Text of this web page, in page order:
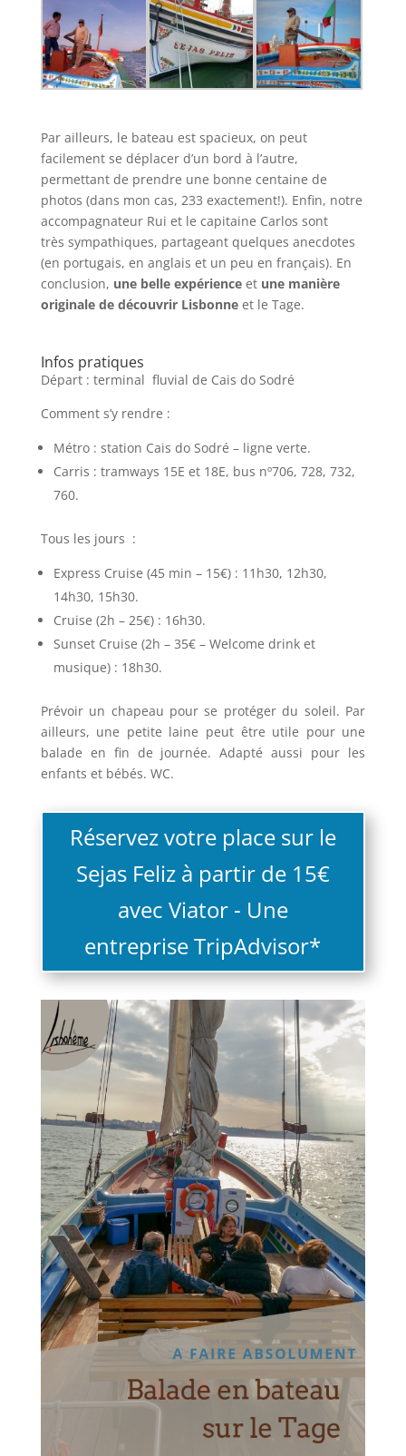
Par ailleurs, le bateau est spacieux, on peut
facilement se déplacer d’un bord à l’autre,
permettant de prendre une bonne centaine de
photos (dans mon cas, 233 exactement!). Enfin, notre
accompagnateur Rui et le capitaine Carlos sont
très sympathiques, partageant quelques anecdotes
(en portugais, en anglais et un peu en français). En
conclusion, une belle expérienceet une manière
originale de découvrir Lisbonneet le Tage.
Infos pratiques
Départ : terminal fluvial de Cais do Sodré
Comment s’y rendre :
Métro : station Cais do Sodré – ligne verte.
Carris : tramways 15E et 18E, bus nº706, 728, 732,
760.
Tous les jours :
Express Cruise (45 min – 15€) : 11h30, 12h30,
14h30, 15h30.
Cruise (2h – 25€) : 16h30.
Sunset Cruise (2h – 35€ – Welcome drink et
musique) : 18h30.
Prévoir un chapeau pour se protéger du soleil. Par
ailleurs, une petite laine peut être utile pour une
balade en fin de journée. Adapté aussi pour les
enfants et bébés. WC.
Réservez votre place sur le
Sejas Feliz à partir de 15€
avec Viator - Une
entreprise TripAdvisor*